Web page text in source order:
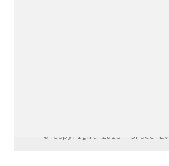
© Copyright 2025. Srdce